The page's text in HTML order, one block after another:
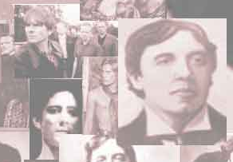
Alle Rechte Dritter
dieser Seite
verlinken und zitieren,
angegeben, drucken.
Bei geschützten Inhalten
eingeschränkte
Wir weisen ausdrücklich